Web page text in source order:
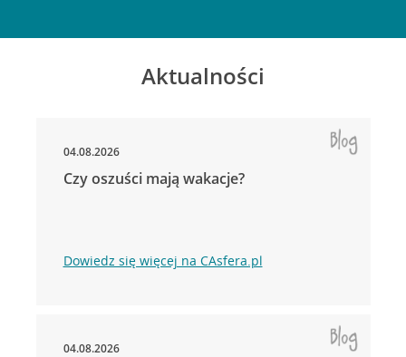
Aktualności
04.08.2026
Czy oszuści mają wakacje?
Dowiedz się więcej na CAsfera.pl
04.08.2026